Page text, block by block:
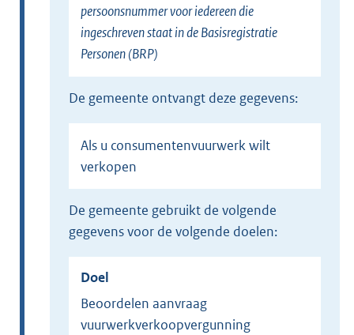
persoonsnummer voor iedereen die
ingeschreven staat in de Basisregistratie
Personen (BRP)
de gemeente ontvangt deze gegevens:
Als u consumentenvuurwerk wilt
verkopen
de gemeente gebruikt de volgende
gegevens voor de volgende doelen:
Doel
Beoordelen aanvraag
vuurwerkverkoopvergunning